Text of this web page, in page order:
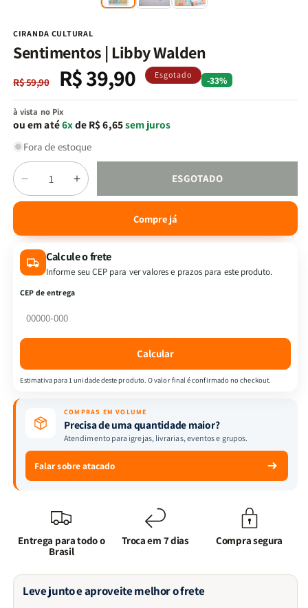
CIRANDA CULTURAL
Sentimentos | Libby Walden
Preço
normal
R$ 59,90
Preço
promocional
R$ 39,90 Esgotado -33%
à vista no Pix
ou em até6xde R$ 6,65sem juros
Fora de estoque
Quantidade
Diminuir
a
Sentimentos
|
Libby
Aumentar
a
quantidade
Sentimentos
|
Libby
ESGOTADO
Compre já
Calcule o frete
Informe seu CEP para ver valores e prazos para este produto.
CEP de entrega
Calcular
Estimativa para 1 unidade deste produto. O valor final é confirmado no checkout.
COMPRAS EM VOLUME
Precisa de uma quantidade maior?
Atendimento para igrejas, livrarias, eventos e grupos.
Falar sobre atacado
Entrega para todo o
Brasil
Troca em 7 dias Compra segura
Leve junto e aproveite melhor o frete